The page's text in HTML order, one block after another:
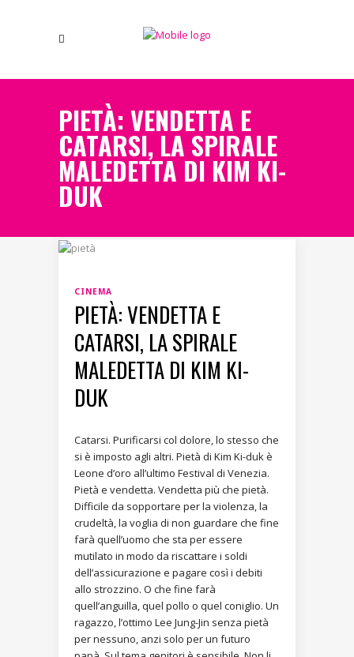
PIETÀ: VENDETTA E
CATARSI, LA SPIRALE
MALEDETTA DI KIM KI-
DUK
CINEMA
PIETÀ: VENDETTA E
CATARSI, LA SPIRALE
MALEDETTA DI KIM KI-
DUK
Catarsi. Purificarsi col dolore, lo stesso che
si è imposto agli altri. Pietà di Kim Ki-duk è
Leone d’oro all’ultimo Festival di Venezia.
Pietà e vendetta. Vendetta più che pietà.
Difficile da sopportare per la violenza, la
crudeltà, la voglia di non guardare che fine
farà quell’uomo che sta per essere
mutilato in modo da riscattare i soldi
dell’assicurazione e pagare così i debiti
allo strozzino. O che fine farà
quell’anguilla, quel pollo o quel coniglio. Un
ragazzo, l’ottimo Lee Jung-Jin senza pietà
per nessuno, anzi solo per un futuro